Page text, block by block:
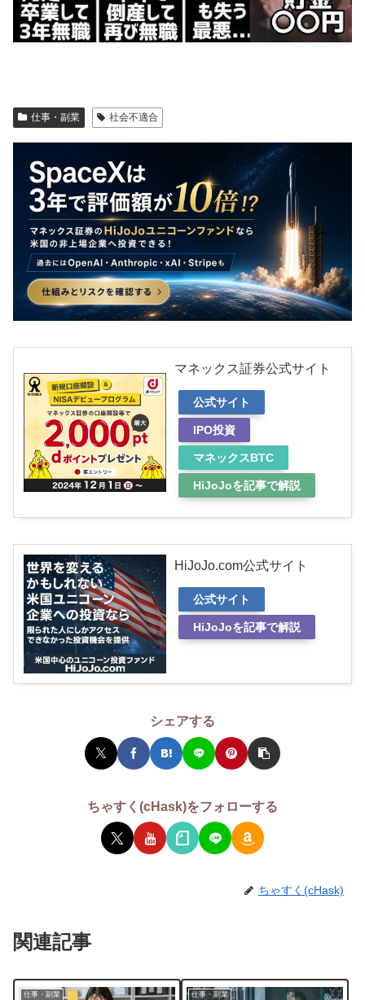
仕事・副業 社会不適合
マネックス証券公式サイト
公式サイト
IPO投資
マネックスBTC
HiJoJoを記事で解説
HiJoJo.com公式サイト
公式サイト
HiJoJoを記事で解説
シェアする
ちゃすく(cHask)をフォローする
ちゃすく(cHask)
関連記事
仕事・副業 仕事・副業